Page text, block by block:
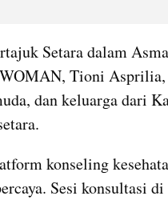
Setara dalam
Tioni
dan keluarga dari
konseling
Sesi konsultasi